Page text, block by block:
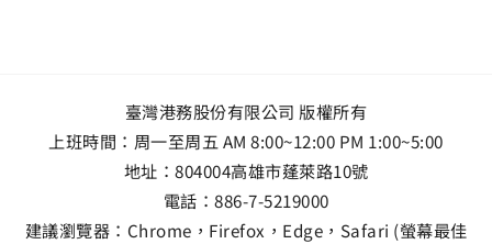
臺灣港務股份有限公司 版權所有
上班時間：周一至周五 AM 8:00~12:00 PM 1:00~5:00
地址： 804004高雄市蓬萊路10號
電話： 886-7-5219000
建議瀏覽器：Chrome，Firefox，Edge，Safari (螢幕最佳